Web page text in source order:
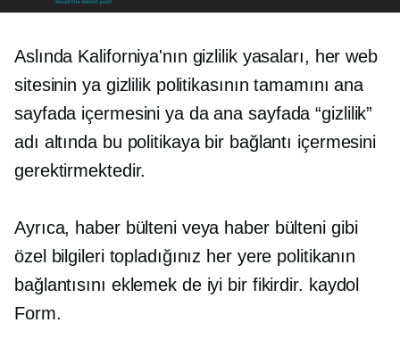
Aslında Kaliforniya'nın gizlilik yasaları, her web
sitesinin ya gizlilik politikasının tamamını ana
sayfada içermesini ya da ana sayfada “gizlilik”
adı altında bu politikaya bir bağlantı içermesini
gerektirmektedir.
Ayrıca, haber bülteni veya haber bülteni gibi
özel bilgileri topladığınız her yere politikanın
bağlantısını eklemek de iyi bir fikirdir. kaydol
Form.